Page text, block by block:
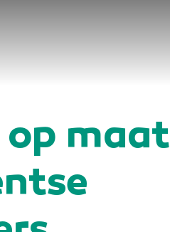
op maat